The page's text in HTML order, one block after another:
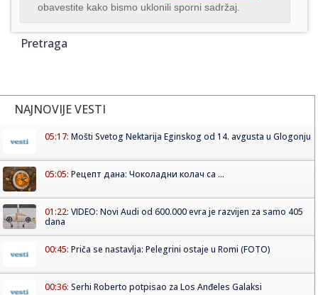
obavestite kako bismo uklonili sporni sadržaj.
Pretraga
NAJNOVIJE VESTI
05:17: Mošti Svetog Nektarija Eginskog od 14. avgusta u Glogonju
05:05: Рецепт дана: Чоколадни колач са ...
01:22: VIDEO: Novi Audi od 600.000 evra je razvijen za samo 405
dana
00:45: Priča se nastavlja: Pelegrini ostaje u Romi (FOTO)
00:36: Serhi Roberto potpisao za Los Anđeles Galaksi